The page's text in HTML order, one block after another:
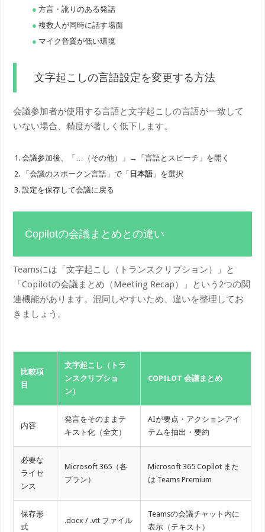
方言・訛りのある発話
複数人が同時に話す場面
マイク音質が低い環境
文字起こしの言語設定を変更する方法
会議参加者が使用する言語と文字起こしの言語が一致して
いない場合、精度が著しく低下します。
会議参加後、「…（その他）」→「言語とスピーチ」を開く
「会議のスポークン言語」で「 日本語」を選択
設定を保存して会議に戻る
Copilotの会議まとめとの違い
Teamsには「文字起こし（トランスクリプション）」と
「Copilotの会議まとめ（Meeting Recap）」という2つの関
連機能があります。混同しやすいため、違いを整理してお
きましょう。
比較項
目
文字起こし（トラ
ンスクリプショ
ン）
COPILOT 会議まとめ
内容
発言をそのままテ
キスト化（全文）
AIが要点・アクションアイ
テムを抽出・要約
必要な
ライセ
ンス
Microsoft 365（各
プラン）
Microsoft 365 Copilot また
は Teams Premium
保存形
式
.docx / .vtt ファイル
Teamsの会議チャット内に
表示（テキスト）